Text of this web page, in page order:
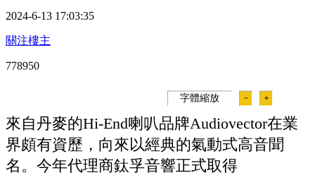
2024-6-13 17:03:35
關注樓主
778950
字體縮放 － ＋
來自丹麥的Hi-End喇叭品牌Audiovector在業
界頗有資歷，向來以經典的氣動式高音聞
名。今年代理商鈦孚音響正式取得